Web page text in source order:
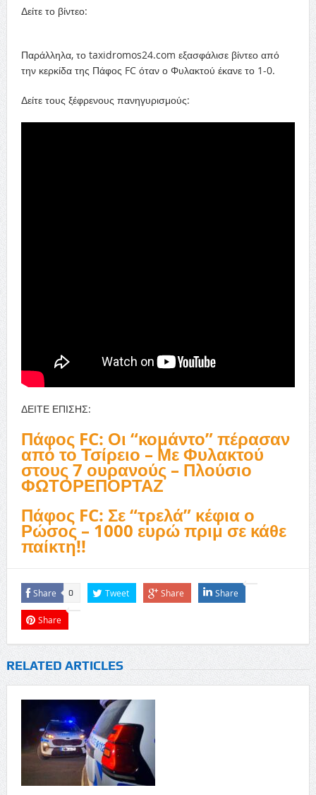
Δείτε το βίντεο:
Παράλληλα, το taxidromos24.com εξασφάλισε βίντεο από
την κερκίδα της Πάφος FC όταν ο Φυλακτού έκανε το 1-0.
Δείτε τους ξέφρενους πανηγυρισμούς:
ΔΕΙΤΕ ΕΠΙΣΗΣ:
Πάφος FC: Οι “κομάντο” πέρασαν
από το Τσίρειο – Με Φυλακτού
στους 7 ουρανούς – Πλούσιο
ΦΩΤΟΡΕΠΟΡΤΑΖ
Πάφος FC: Σε “τρελά” κέφια ο
Ρώσος – 1000 ευρώ πριμ σε κάθε
παίκτη!!
Share 0 Tweet Share Share
Share
RELATED ARTICLES